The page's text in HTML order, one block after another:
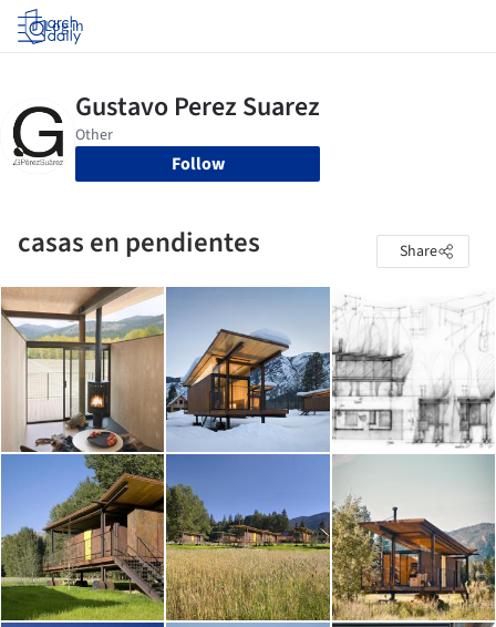
Log in
Follow
casas en pendientes Share